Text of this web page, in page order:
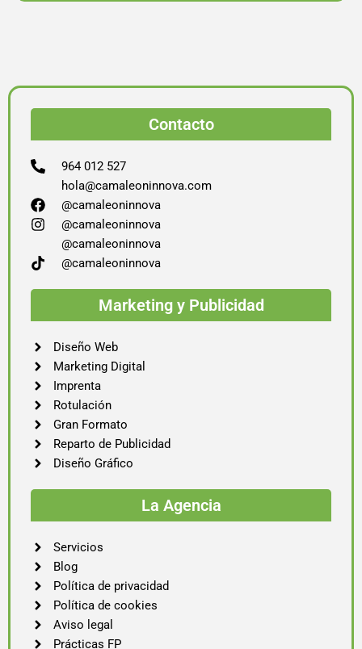
Contacto
964 012 527
hola@camaleoninnova.com
@camaleoninnova
@camaleoninnova
@camaleoninnova
@camaleoninnova
Marketing y Publicidad
Diseño Web
Marketing Digital
Imprenta
Rotulación
Gran Formato
Reparto de Publicidad
Diseño Gráfico
La Agencia
Servicios
Blog
Política de privacidad
Política de cookies
Aviso legal
Prácticas FP